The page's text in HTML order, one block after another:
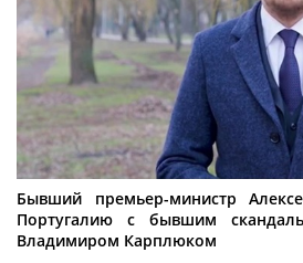
Бывший премьер-министр
Португалию с бывшим
Владимиром Карплюком